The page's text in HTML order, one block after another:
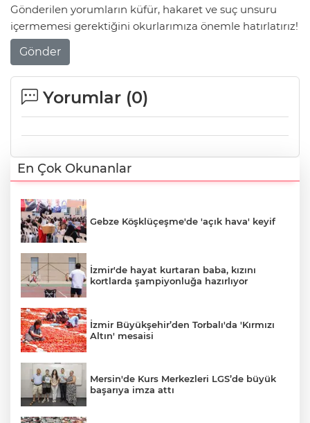
Gönderilen yorumların küfür, hakaret ve suç unsuru
içermemesi gerektiğini okurlarımıza önemle hatırlatırız!
Gönder
Yorumlar (0)
En Çok Okunanlar
Gebze Köşklüçeşme'de 'açık hava' keyif
İzmir'de hayat kurtaran baba, kızını
kortlarda şampiyonluğa hazırlıyor
İzmir Büyükşehir’den Torbalı'da 'Kırmızı
Altın' mesaisi
Mersin'de Kurs Merkezleri LGS’de büyük
başarıya imza attı